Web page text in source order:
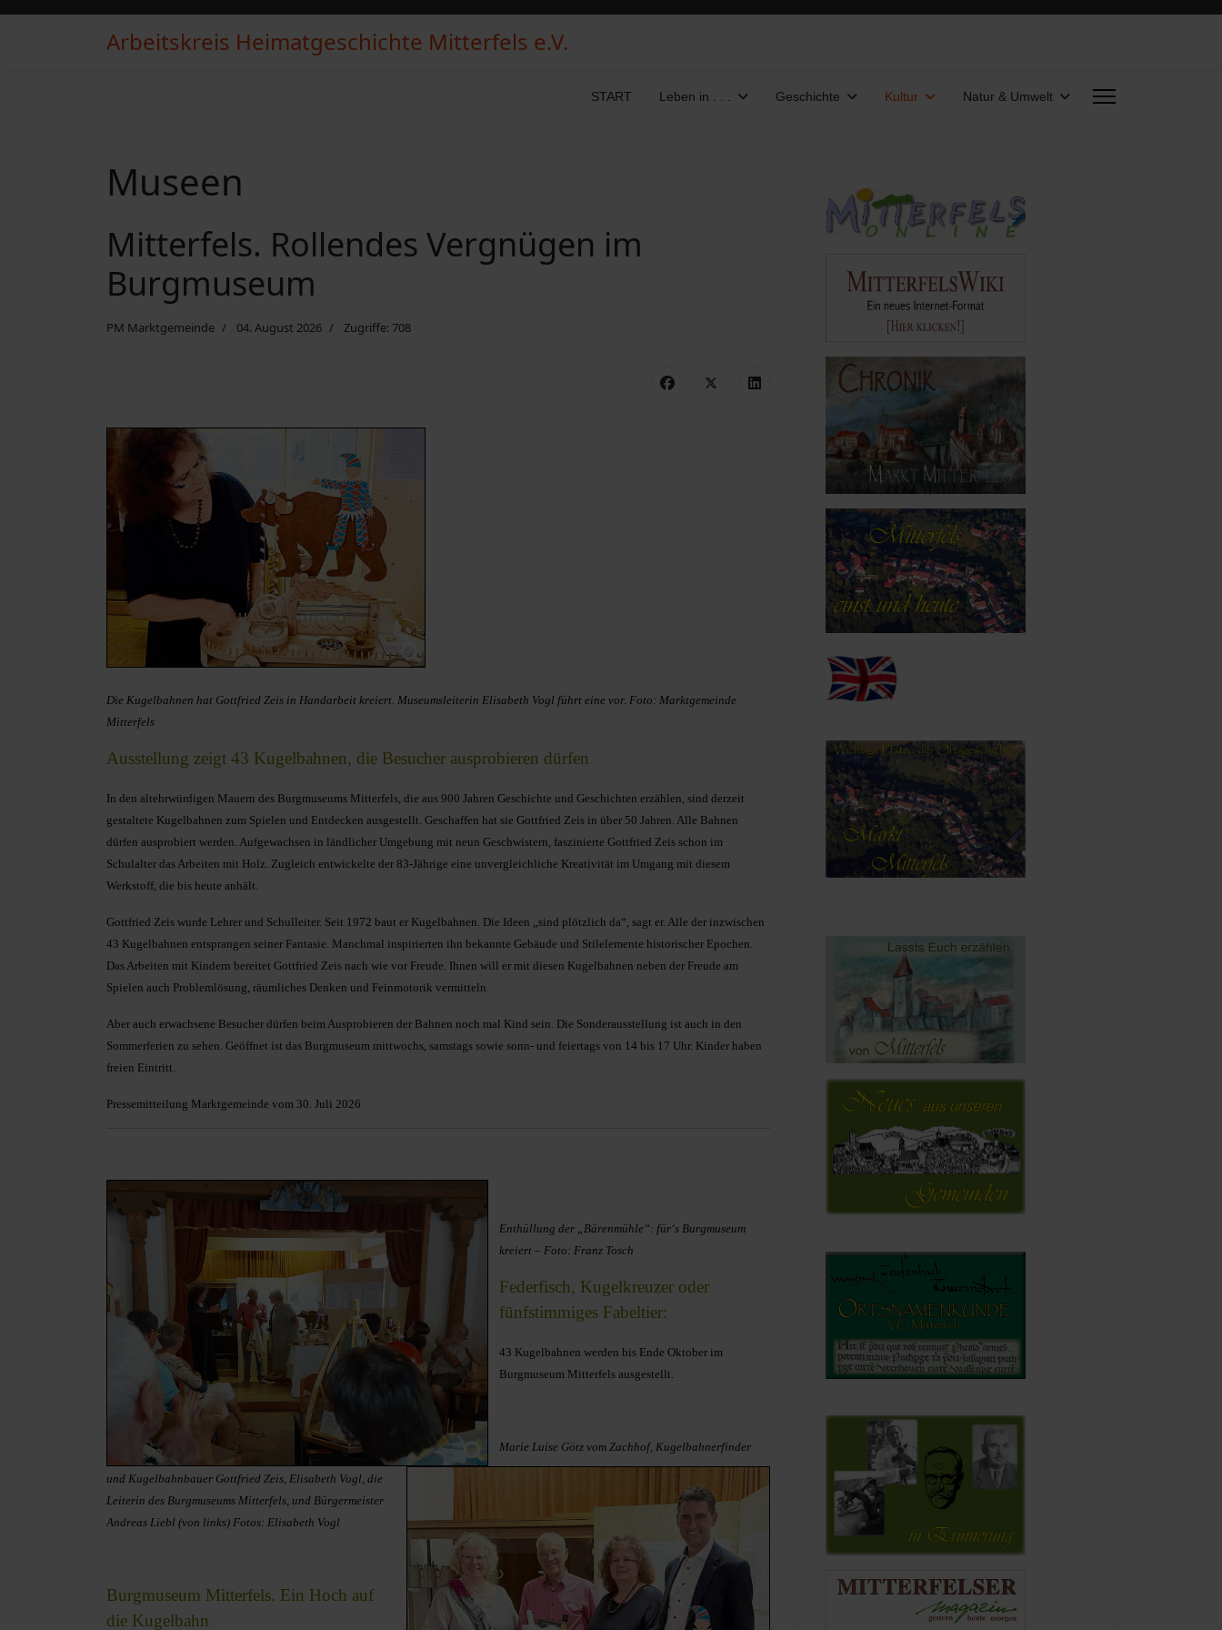
Arbeitskreis Heimatgeschichte Mitterfels e.V.
START Leben in . . . Geschichte Kultur Natur & Umwelt
Museen
Mitterfels. Rollendes Vergnügen im
Burgmuseum
PM Marktgemeinde 04. August 2026 Zugriffe: 708
Die Kugelbahnen hat Gottfried Zeis in Handarbeit kreiert. Museumsleiterin Elisabeth Vogl führt eine vor. Foto: Marktgemeinde
Mitterfels
Ausstellung zeigt 43 Kugelbahnen, die Besucher ausprobieren dürfen
In den altehrwürdigen Mauern des Burgmuseums Mitterfels, die aus 900 Jahren Geschichte und Geschichten erzählen, sind derzeit
gestaltete Kugelbahnen zum Spielen und Entdecken ausgestellt. Geschaffen hat sie Gottfried Zeis in über 50 Jahren. Alle Bahnen
dürfen ausprobiert werden. Aufgewachsen in ländlicher Umgebung mit neun Geschwistern, faszinierte Gottfried Zeis schon im
Schulalter das Arbeiten mit Holz. Zugleich entwickelte der 83-Jährige eine unvergleichliche Kreativität im Umgang mit diesem
Werkstoff, die bis heute anhält.
Gottfried Zeis wurde Lehrer und Schulleiter. Seit 1972 baut er Kugelbahnen. Die Ideen „sind plötzlich da“, sagt er. Alle der inzwischen
43 Kugelbahnen entsprangen seiner Fantasie. Manchmal inspirierten ihn bekannte Gebäude und Stilelemente historischer Epochen.
Das Arbeiten mit Kindern bereitet Gottfried Zeis nach wie vor Freude. Ihnen will er mit diesen Kugelbahnen neben der Freude am
Spielen auch Problemlösung, räumliches Denken und Feinmotorik vermitteln.
Aber auch erwachsene Besucher dürfen beim Ausprobieren der Bahnen noch mal Kind sein. Die Sonderausstellung ist auch in den
Sommerferien zu sehen. Geöffnet ist das Burgmuseum mittwochs, samstags sowie sonn- und feiertags von 14 bis 17 Uhr. Kinder haben
freien Eintritt.
Pressemitteilung Marktgemeinde vom 30. Juli 2026
Enthüllung der „Bärenmühle“: für‘s Burgmuseum
kreiert – Foto: Franz Tosch
Federfisch, Kugelkreuzer oder
fünfstimmiges Fabeltier:
43 Kugelbahnen werden bis Ende Oktober im
Burgmuseum Mitterfels ausgestellt.
Marie Luise Götz vom Zachhof, Kugelbahnerfinder
und Kugelbahnbauer Gottfried Zeis, Elisabeth Vogl, die
Leiterin des Burgmuseums Mitterfels, und Bürgermeister
Andreas Liebl (von links) Fotos: Elisabeth Vogl
Burgmuseum Mitterfels. Ein Hoch auf
die Kugelbahn